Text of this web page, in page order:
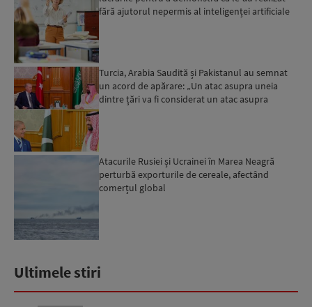
fără ajutorul nepermis al inteligenței artificiale
Turcia, Arabia Saudită și Pakistanul au semnat
un acord de apărare: „Un atac asupra uneia
dintre țări va fi considerat un atac asupra
Atacurile Rusiei și Ucrainei în Marea Neagră
perturbă exporturile de cereale, afectând
comerțul global
Ultimele stiri